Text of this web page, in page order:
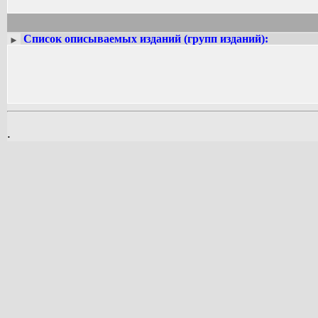
► Список описываемых изданий (групп изданий):
.